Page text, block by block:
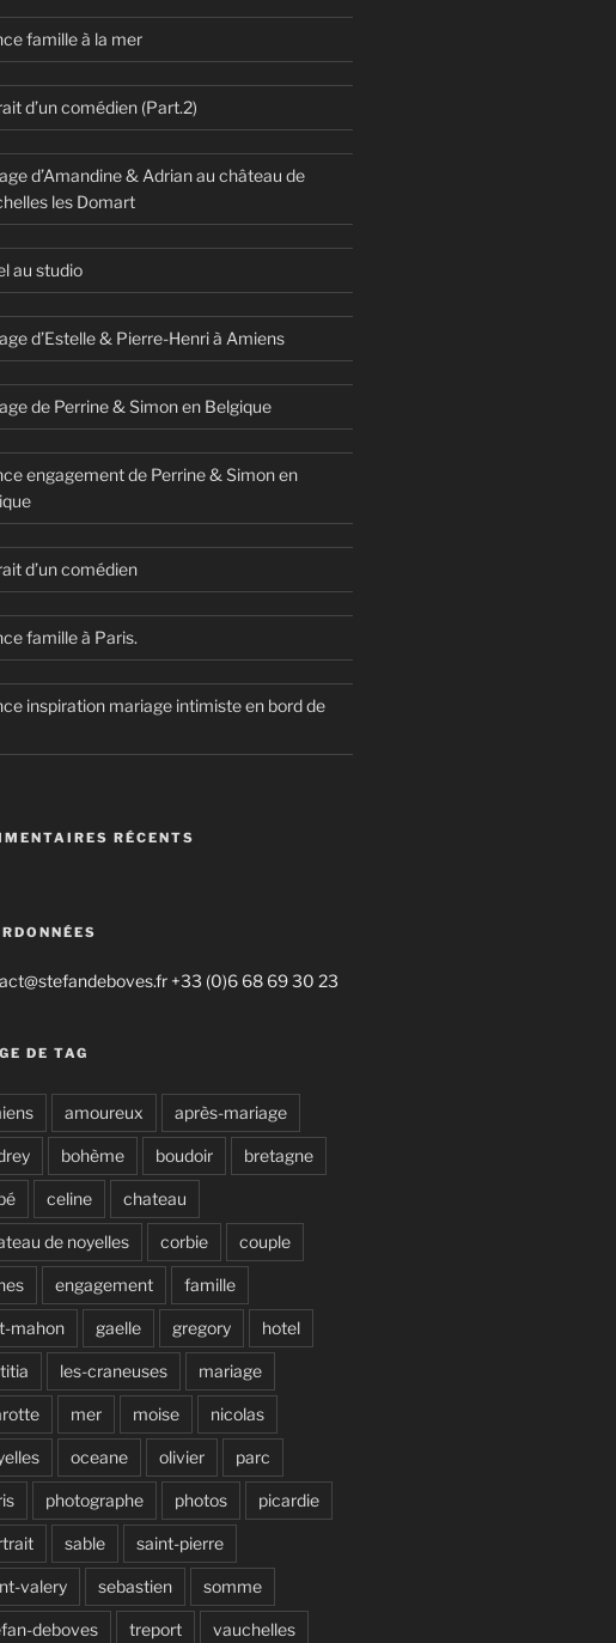
famille à la mer
d’un comédien (Part.2)
d’Amandine & Adrian au château de
les Domart
au studio
d’Estelle & Pierre-Henri à Amiens
de Perrine & Simon en Belgique
engagement de Perrine & Simon en
d’un comédien
famille à Paris.
inspiration mariage intimiste en bord de
RÉCENTS
+33 (0)6 68 69 30 23
DE TAG
amoureux après-mariage
bohème boudoir bretagne
celine chateau
de noyelles corbie couple
engagement famille
mahon gaelle gregory hotel
les-craneuses mariage
mer moise nicolas
oceane olivier parc
photographe photos picardie
sable saint-pierre
valery sebastien somme
deboves treport vauchelles